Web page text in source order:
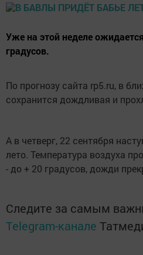
Уже на этой неделе
градусов.
По прогнозу сайта rp5.ru, в
сохранится дождливая и
А в четверг, 22 сентября
лето. Температура воздуха
- до + 20 градусов, дожди
Следите за самым
Telegram-канале